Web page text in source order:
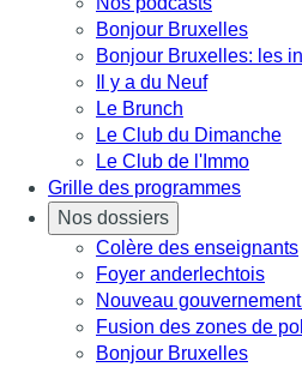
Bonjour Bruxelles
Bonjour Bruxelles: les
Il y a du Neuf
Le Brunch
Le Club du Dimanche
Le Club de l'Immo
Grille des programmes
Nos dossiers
Colère des enseignants
Foyer anderlechtois
Nouveau
Fusion des zones de
Bonjour Bruxelles